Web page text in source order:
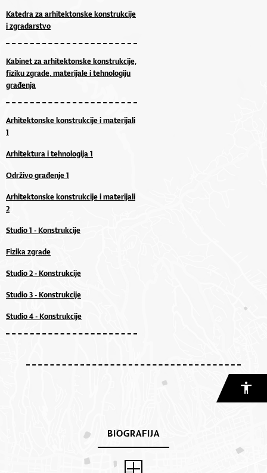
Katedra za arhitektonske konstrukcije
i zgradarstvo
Kabinet za arhitektonske konstrukcije,
fiziku zgrade, materijale i tehnologiju
građenja
Arhitektonske konstrukcije i materijali
1
Arhitektura i tehnologija 1
Održivo građenje 1
Arhitektonske konstrukcije i materijali
2
Studio 1 - Konstrukcije
Fizika zgrade
Studio 2 - Konstrukcije
Studio 3 - Konstrukcije
Studio 4 - Konstrukcije
BIOGRAFIJA